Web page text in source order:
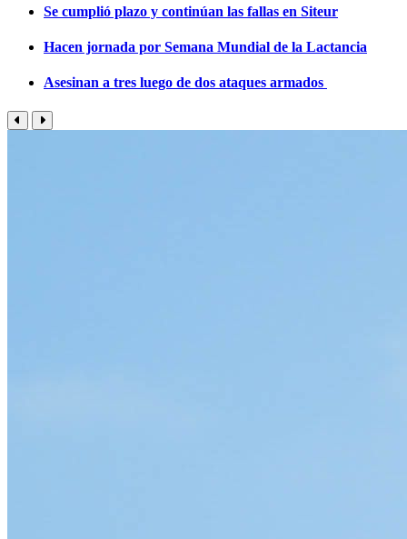
Se cumplió plazo y continúan las fallas en Siteur
Hacen jornada por Semana Mundial de la Lactancia
Asesinan a tres luego de dos ataques armados